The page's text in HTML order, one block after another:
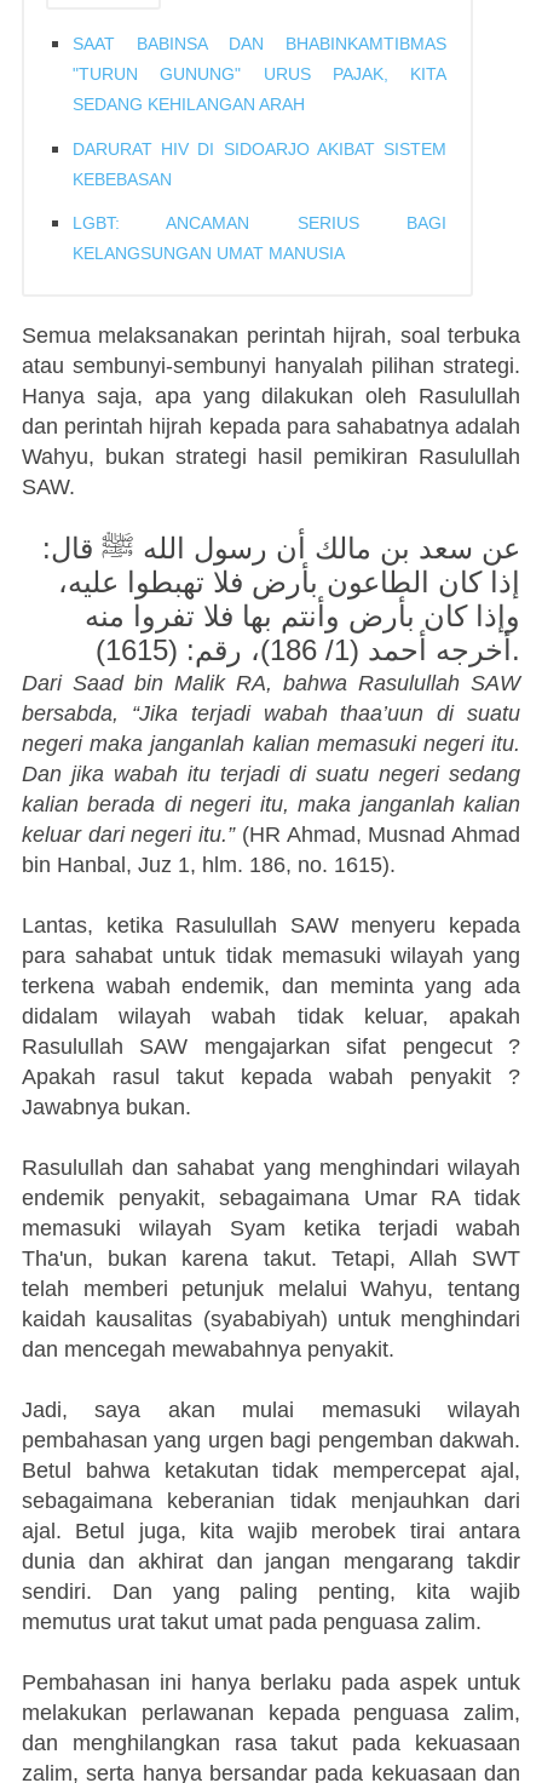
SAAT BABINSA DAN BHABINKAMTIBMAS
"TURUN GUNUNG" URUS PAJAK, KITA
SEDANG KEHILANGAN ARAH
DARURAT HIV DI SIDOARJO AKIBAT SISTEM
KEBEBASAN
LGBT: ANCAMAN SERIUS BAGI
KELANGSUNGAN UMAT MANUSIA
Semua melaksanakan perintah hijrah, soal terbuka
atau sembunyi-sembunyi hanyalah pilihan strategi.
Hanya saja, apa yang dilakukan oleh Rasulullah
dan perintah hijrah kepada para sahabatnya adalah
Wahyu, bukan strategi hasil pemikiran Rasulullah
SAW.
عن سعد بن مالك أن رسول الله ﷺ قال:
إذا كان الطاعون بأرض فلا تهبطوا عليه،
وإذا كان بأرض وأنتم بها فلا تفروا منه
أخرجه أحمد (1/ 186)، رقم: (1615).
Dari Saad bin Malik RA, bahwa Rasulullah SAW
bersabda, “Jika terjadi wabah thaa’uun di suatu
negeri maka janganlah kalian memasuki negeri itu.
Dan jika wabah itu terjadi di suatu negeri sedang
kalian berada di negeri itu, maka janganlah kalian
keluar dari negeri itu.”(HR Ahmad, Musnad Ahmad
bin Hanbal, Juz 1, hlm. 186, no. 1615).
Lantas, ketika Rasulullah SAW menyeru kepada
para sahabat untuk tidak memasuki wilayah yang
terkena wabah endemik, dan meminta yang ada
didalam wilayah wabah tidak keluar, apakah
Rasulullah SAW mengajarkan sifat pengecut ?
Apakah rasul takut kepada wabah penyakit ?
Jawabnya bukan.
Rasulullah dan sahabat yang menghindari wilayah
endemik penyakit, sebagaimana Umar RA tidak
memasuki wilayah Syam ketika terjadi wabah
Tha'un, bukan karena takut. Tetapi, Allah SWT
telah memberi petunjuk melalui Wahyu, tentang
kaidah kausalitas (syababiyah) untuk menghindari
dan mencegah mewabahnya penyakit.
Jadi, saya akan mulai memasuki wilayah
pembahasan yang urgen bagi pengemban dakwah.
Betul bahwa ketakutan tidak mempercepat ajal,
sebagaimana keberanian tidak menjauhkan dari
ajal. Betul juga, kita wajib merobek tirai antara
dunia dan akhirat dan jangan mengarang takdir
sendiri. Dan yang paling penting, kita wajib
memutus urat takut umat pada penguasa zalim.
Pembahasan ini hanya berlaku pada aspek untuk
melakukan perlawanan kepada penguasa zalim,
dan menghilangkan rasa takut pada kekuasaan
zalim, serta hanya bersandar pada kekuasaan dan